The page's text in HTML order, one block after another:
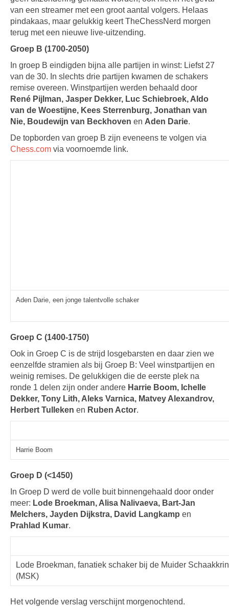
van een streamer met een groot aantal volgers. Helaas
pindakaas, maar gelukkig keert TheChessNerd morgen
terug met een nieuwe live-uitzending.
Groep B (1700-2050)
In groep B eindigden bijna alle partijen in winst: Liefst 27
van de 30. In slechts drie partijen kwamen de schakers
remise overeen. Winstpartijen werden behaald door
René Pijlman, Jasper Dekker, Luc Schiebroek, Aldo
van de Woestijne, Kees Sterrenburg, Jonathan van
Nie, Boudewijn van Beckhoven en Aden Darie.
De topborden van groep B zijn eveneens te volgen via
Chess.com via voornoemde link.
Aden Darie, een jonge talentvolle schaker
Groep C (1400-1750)
Ook in Groep C is de strijd losgebarsten en daar zien we
eenzelfde stramien als bij Groep B: Veel winstpartijen en
weinig remises. De gelukkigen die de eerste plek na
ronde 1 delen zijn onder andere Harrie Boom, Ichelle
Dekker, Tony Lith, Aleks Varnica, Matvey Alexandrov,
Herbert Tulleken en Ruben Actor.
Harrie Boom
Groep D (<1450)
In Groep D werd de volle buit binnengehaald door onder
meer: Lode Broekman, Alisa Nalivaeva, Bart-Jan
Melchers, Jayden Dijkstra, David Langkamp en
Prahlad Kumar.
Lode Broekman, fanatiek schaker bij de Muider
(MSK)
Het volgende verslag verschijnt morgenochtend.